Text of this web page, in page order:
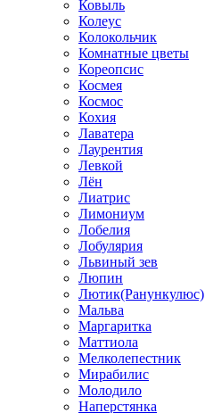
Ковыль
Колеус
Колокольчик
Комнатные цветы
Кореопсис
Космея
Космос
Кохия
Лаватера
Лаурентия
Левкой
Лён
Лиатрис
Лимониум
Лобелия
Лобулярия
Львиный зев
Люпин
Лютик(Ранункулюс)
Мальва
Маргаритка
Маттиола
Мелколепестник
Мирабилис
Молодило
Наперстянка